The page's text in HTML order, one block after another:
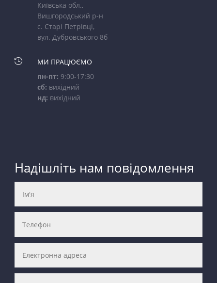
Київська обл.,
Вишгородський р-н
с. Старі Петрівці,
вул. Дубровського 8б

МИ ПРАЦЮЄМО
пн-пт: 9:00-17:30
сб: вихідний
нд: вихідний
Надішліть нам повідомлення